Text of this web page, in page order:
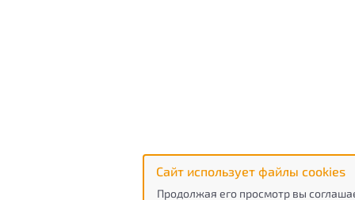
Сайт использует файлы cookies
Продолжая его просмотр вы